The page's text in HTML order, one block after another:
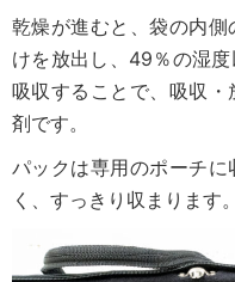
乾燥が進むと、袋の内
けを放出し、49％の湿
吸収することで、吸収
剤です。
パックは専用のポーチに
く、すっきり収まります。